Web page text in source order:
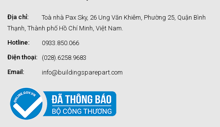
Địa chỉ:
Toà nhà Pax Sky, 26 Ung Văn Khiêm, Phường 25, Quận Bình
Thạnh, Thành phố Hồ Chí Minh, Việt Nam.
Hotline:
0933.850.066
Điện thoại:
(028).6258.9683
Email:
info@buildingsparepart.com